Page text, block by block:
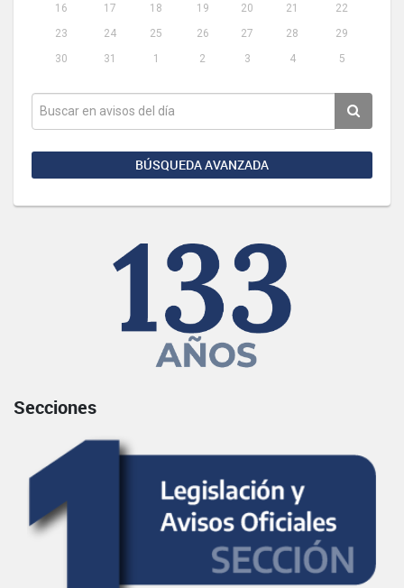
16
17 18 19 20 21
22
23
24 25 26 27 28
29
30
31 1 2 3 4 5
BÚSQUEDA AVANZADA
Secciones